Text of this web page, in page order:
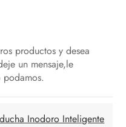
productos y desea
un mensaje,le
podamos.
Inodoro Inteligente